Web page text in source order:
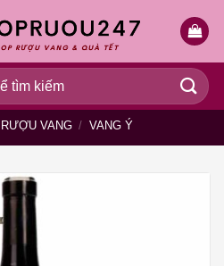
RƯỢU VANG / VANG Ý